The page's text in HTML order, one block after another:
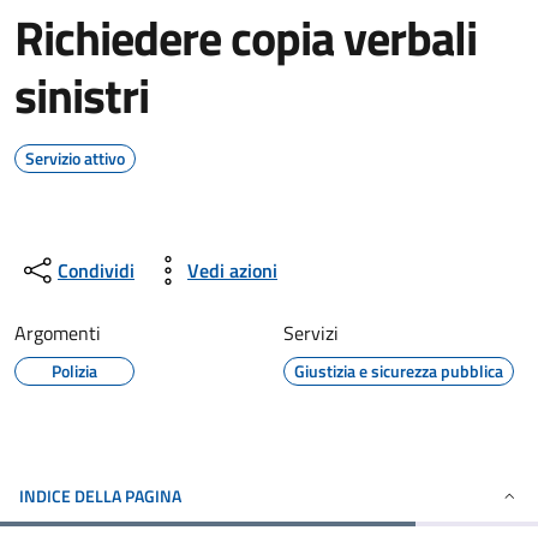
Richiedere copia verbali
sinistri
Servizio attivo
Condividi Vedi azioni
Argomenti
Polizia
Servizi
Giustizia e sicurezza pubblica
INDICE DELLA PAGINA